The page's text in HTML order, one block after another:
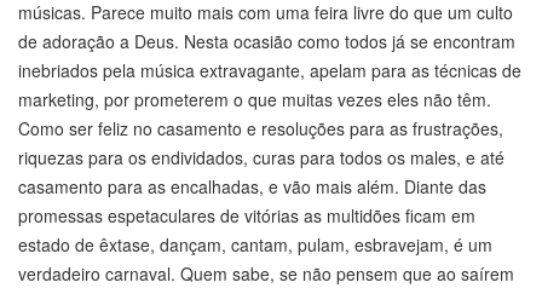
músicas. Parece muito mais com uma feira livre do que um culto
de adoração a Deus. Nesta ocasião como todos já se encontram
inebriados pela música extravagante, apelam para as técnicas de
marketing, por prometerem o que muitas vezes eles não têm.
Como ser feliz no casamento e resoluções para as frustrações,
riquezas para os endividados, curas para todos os males, e até
casamento para as encalhadas, e vão mais além. Diante das
promessas espetaculares de vitórias as multidões ficam em
estado de êxtase, dançam, cantam, pulam, esbravejam, é um
verdadeiro carnaval. Quem sabe, se não pensem que ao saírem